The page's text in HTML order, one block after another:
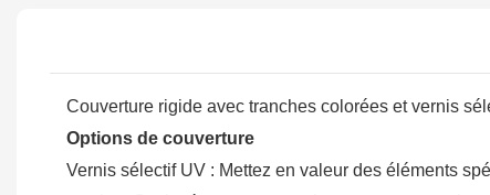
Couverture rigide avec tranches colorées et vernis
Options de couverture
Vernis sélectif UV : Mettez en valeur des éléments